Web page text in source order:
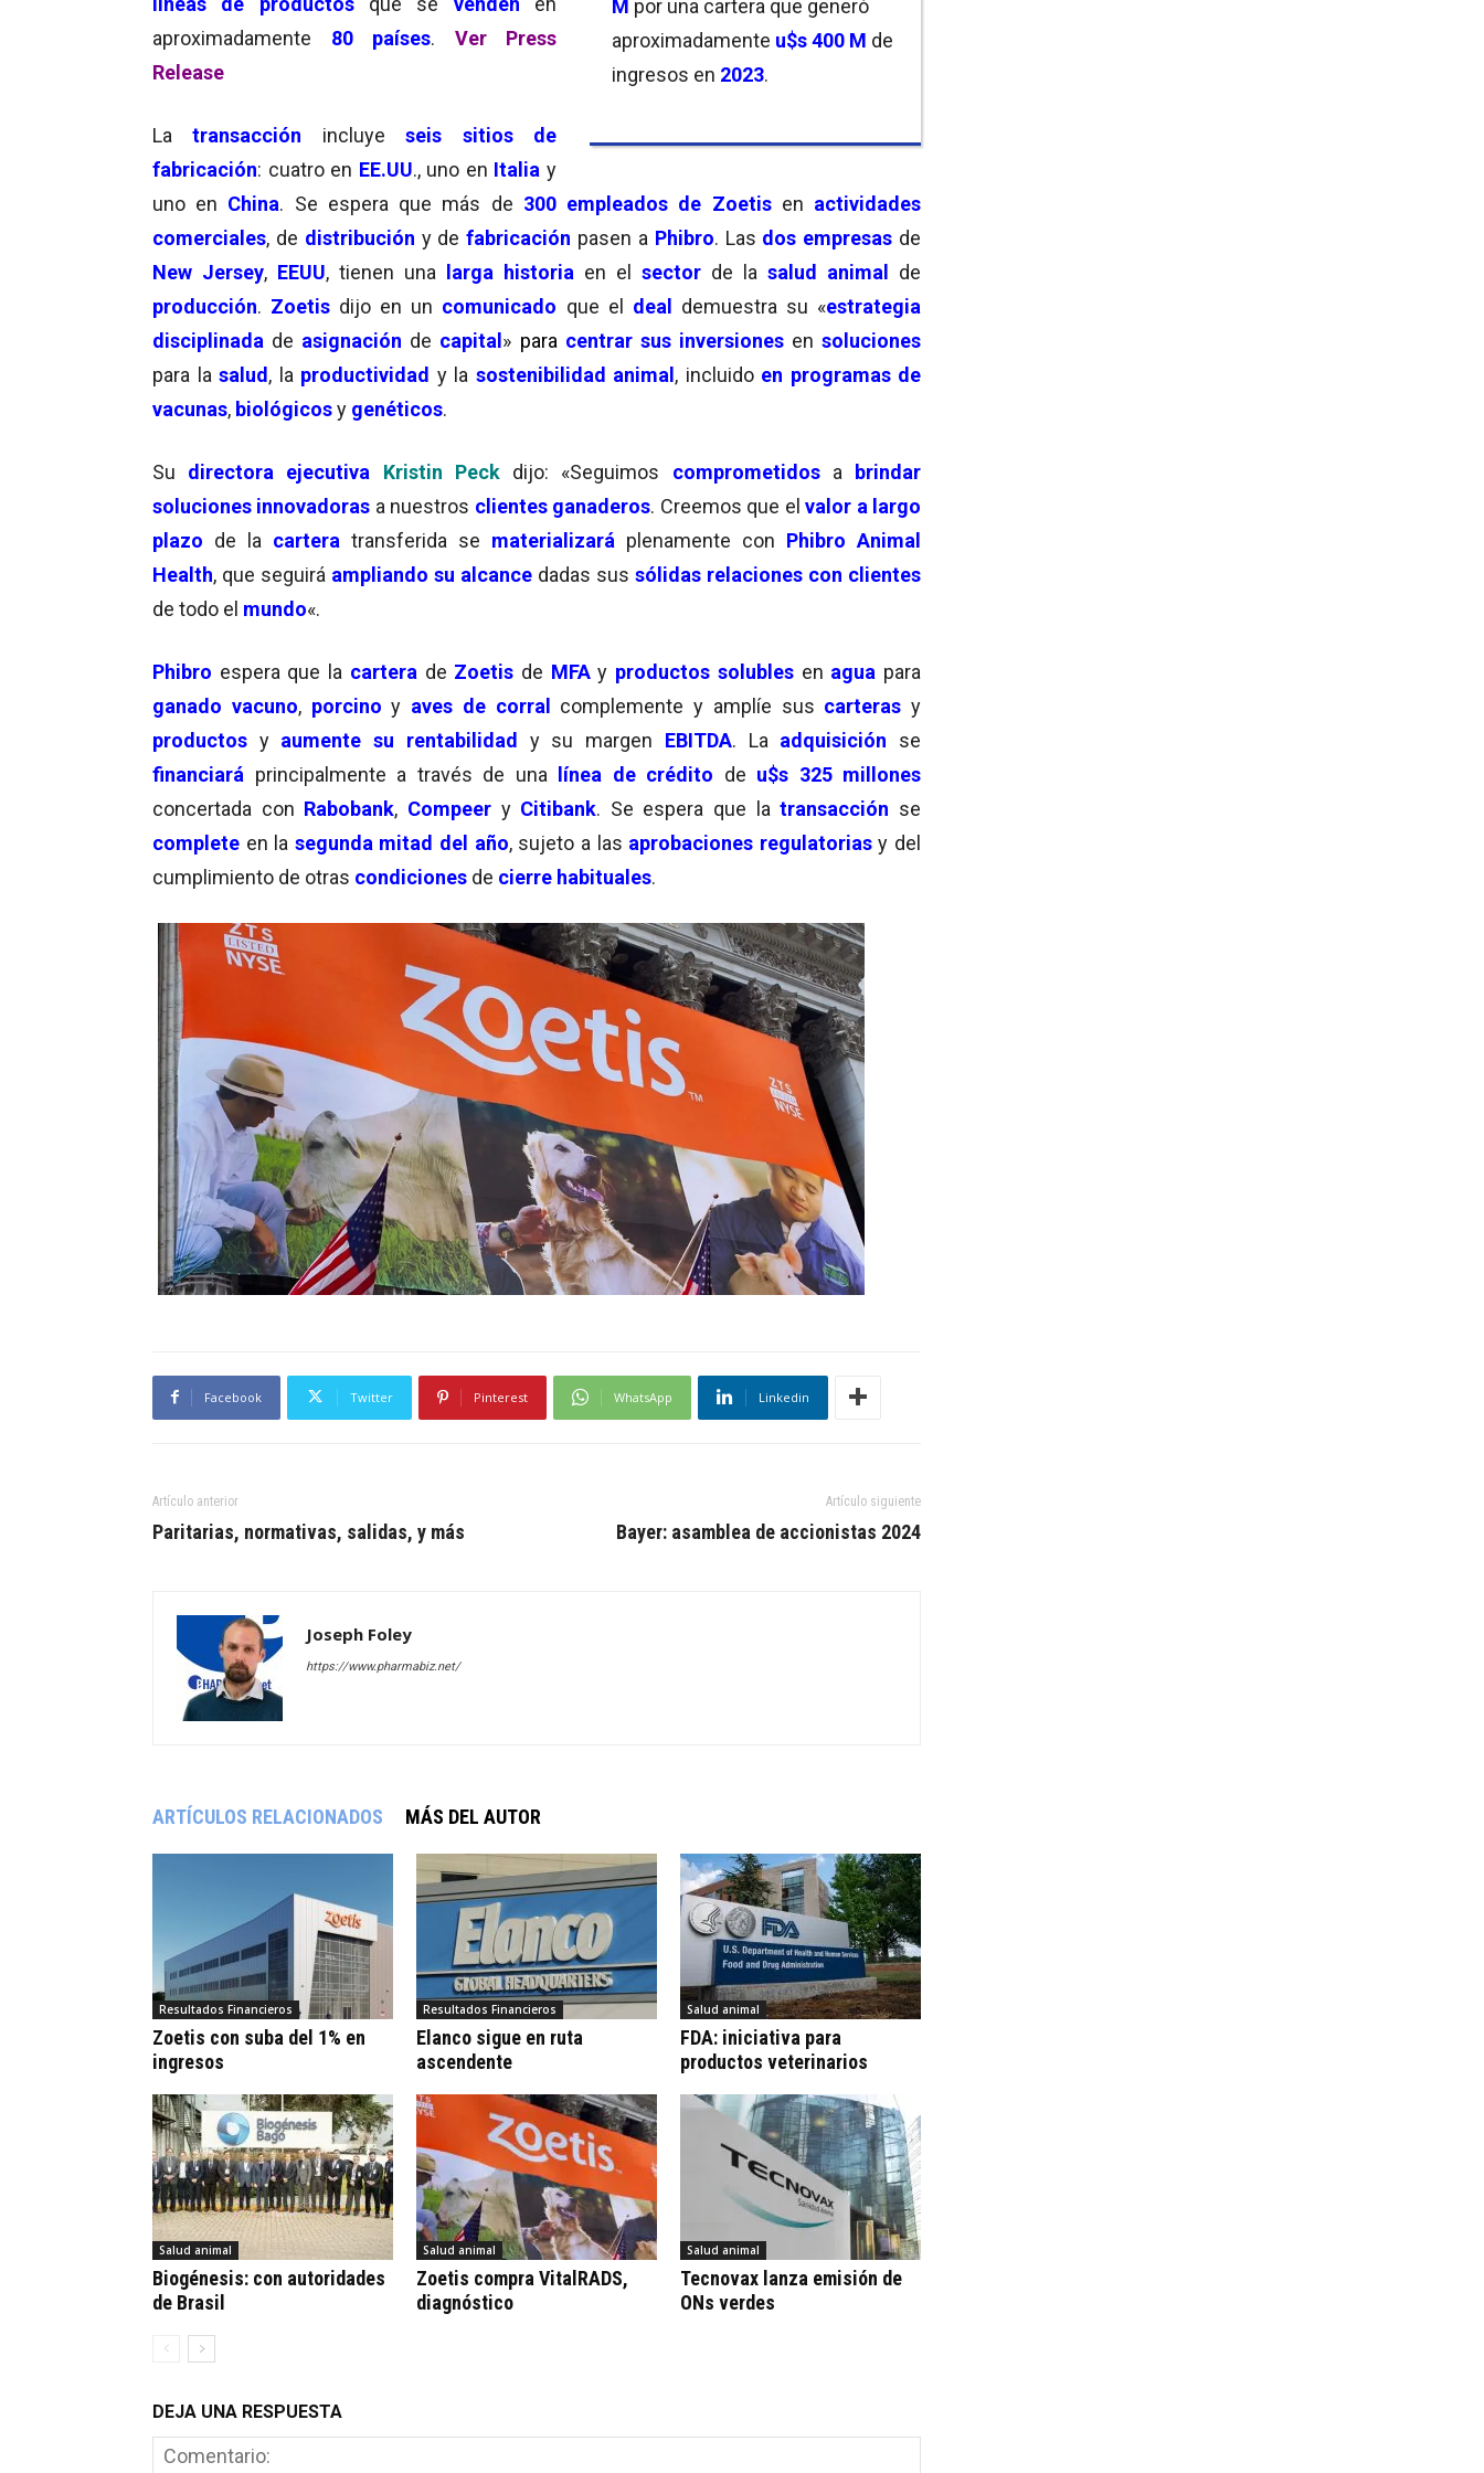
M por una cartera que generó
aproximadamente u$s 400 M de
ingresos en 2023.
aproximadamente 80 países. Ver Press
Release
Latransacción incluyeseis sitios de
fabricación: cuatro en EE.UU., uno en Italia y
uno en China. Se espera que más de 300 empleados de Zoetisen actividades
comerciales, de distribución y defabricación pasen a Phibro. Las dos empresas de
New Jersey, EEUU, tienen una larga historia en el sector de la salud animal de
producción. Zoetis dijo en un comunicado que el deal demuestra su «estrategia
disciplinada de asignación de capital» para centrar sus inversiones ensoluciones
para la salud, la productividad y la sostenibilidad animal, incluidoen programas de
vacunas, biológicosy genéticos.
Su directora ejecutiva Kristin Peckdijo: «Seguimos comprometidos a brindar
soluciones innovadoras a nuestros clientes ganaderos. Creemos que elvalor a largo
plazo de la cartera transferida se materializará plenamente con Phibro Animal
Health, que seguirá ampliando su alcance dadas sus sólidas relaciones con clientes
de todo el mundo«.
Phibro espera que la cartera de Zoetis de MFA y productos solublesen agua para
ganado vacuno,porcinoy aves de corral complemente y amplíe sus carteras y
productos y aumente su rentabilidad y su margen EBITDA. La adquisición
se
financiará principalmente a través de una línea de crédito de u$s 325 millones
concertada con Rabobank, Compeer y Citibank. Se espera que latransacción se
complete en la segunda mitad del año, sujeto a las aprobaciones regulatoriasy del
cumplimiento de otras condiciones de cierre habituales.
Facebook Twitter Pinterest WhatsApp Linkedin
Artículo anterior
Paritarias, normativas, salidas, y más
Artículo siguiente
Bayer: asamblea de accionistas 2024
Joseph Foley
https://www.pharmabiz.net/
ARTÍCULOS RELACIONADOS MÁS DEL AUTOR
Resultados Financieros
Zoetis con suba del 1% en
ingresos
Resultados Financieros
Elanco sigue en ruta
ascendente
Salud animal
FDA: iniciativa para
productos veterinarios
Salud animal
Biogénesis: con autoridades
de Brasil
Salud animal
Zoetis compra VitalRADS,
diagnóstico
Salud animal
Tecnovax lanza emisión de
ONs verdes
DEJA UNA RESPUESTA